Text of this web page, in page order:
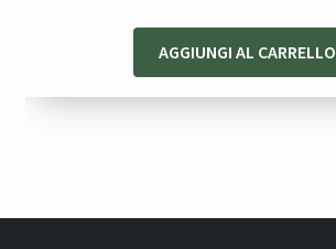
AGGIUNGI AL CARRELLO